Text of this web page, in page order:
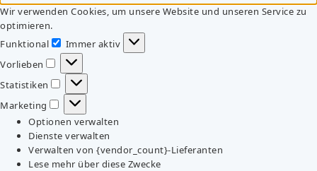
Wir verwenden Cookies, um unsere Website und unseren Service zu
optimieren.
Funktional
Funktional
Immer aktiv
Vorlieben
Vorlieben
Statistiken
Statistiken
Marketing
Marketing
Optionen verwalten
Dienste verwalten
Verwalten von {vendor_count}-Lieferanten
Lese mehr über diese Zwecke